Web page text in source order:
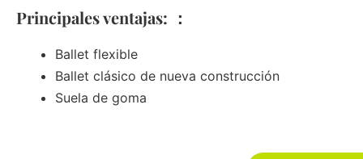
Principales ventajas: ：
Ballet flexible
Ballet clásico de nueva construcción
Suela de goma